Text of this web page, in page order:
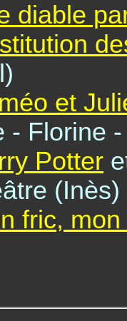
diable
et
- Florine
Potter
(Inès)
fric,